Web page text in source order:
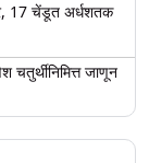
17 चेंडूत अर्धशतक
जाणून